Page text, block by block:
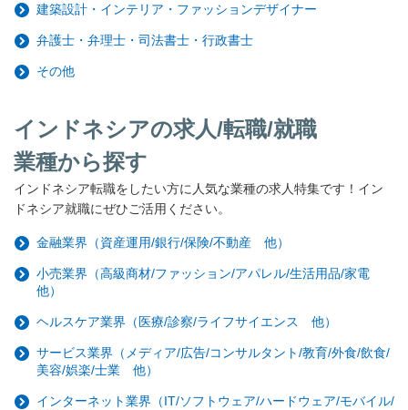
建築設計・インテリア・ファッションデザイナー
弁護士・弁理士・司法書士・行政書士
その他
インドネシアの求人/転職/就職
業種から探す
インドネシア転職をしたい方に人気な業種の求人特集です！イン
ドネシア就職にぜひご活用ください。
金融業界（資産運用/銀行/保険/不動産 他）
小売業界（高級商材/ファッション/アパレル/生活用品/家電
他）
ヘルスケア業界（医療/診察/ライフサイエンス 他）
サービス業界（メディア/広告/コンサルタント/教育/外食/飲食/
美容/娯楽/士業 他）
インターネット業界（IT/ソフトウェア/ハードウェア/モバイル/